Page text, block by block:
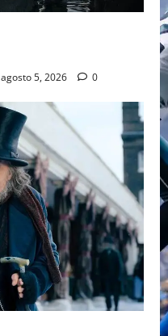
agosto 5, 2026 0